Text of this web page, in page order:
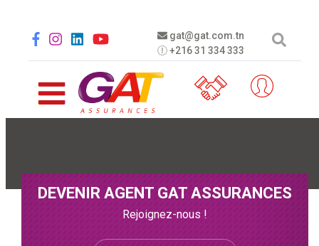
gat@gat.com.tn
+216 31 334 333
Social menu
DEVENIR AGENT GAT ASSURANCES
Rejoignez-nous !